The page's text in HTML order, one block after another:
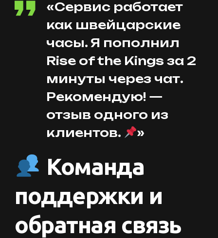
«Сервис работает
как швейцарские
часы. Я пополнил
Rise of the Kings за 2
минуты через чат.
Рекомендую! —
отзыв одного из
клиентов.
»
Команда
поддержки и
обратная связь